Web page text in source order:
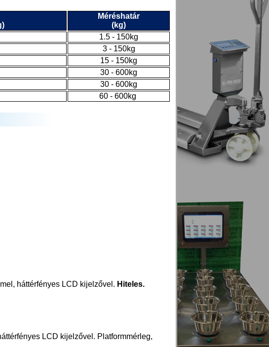
Méréshatár
(kg)
1.5 - 150kg
3 - 150kg
15 - 150kg
30 - 600kg
30 - 600kg
60 - 600kg
háttérfényes LCD kijelzővel. Hiteles.
LCD kijelzővel. Platformmérleg,